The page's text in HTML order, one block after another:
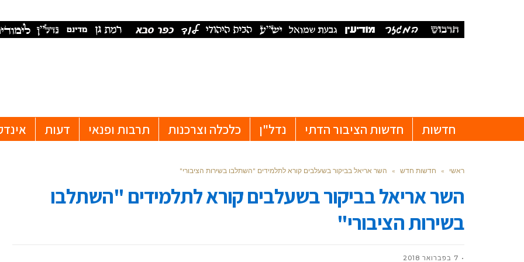
חדשות חדשות הציבור הדתי נדל"ן כלכלה וצרכנות תרבות ופנאי דעות
ראשי » חדשות חדש » השר אריאל בביקור בשעלבים קורא לתלמידים "השתלבו בשירות הציבורי"
השר אריאל בביקור בשעלבים קורא לתלמידים "השתלבו
בשירות הציבורי"
7 בפברואר 2018